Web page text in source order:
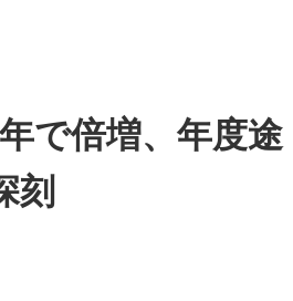
で倍増、年度途
刻